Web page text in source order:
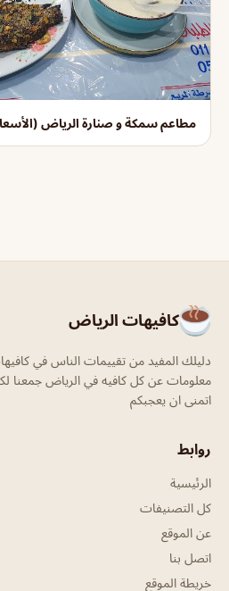
مطاعم سمكة و صنارة الرياض
كافيهات الرياض
دليلك المفيد من تقييمات الناس في
معلومات عن كل كافيه في الرياض جمعنا
اتمنى ان يعجبكم
روابط
الرئيسية
كل التصنيفات
عن الموقع
اتصل بنا
خريطة الموقع